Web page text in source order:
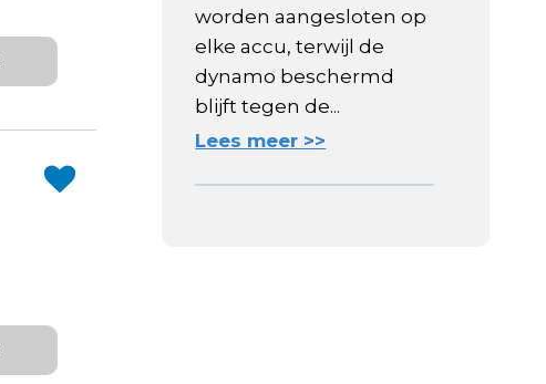
worden aangesloten op
elke accu, terwijl de
dynamo beschermd
blijft tegen de...
Lees meer >>